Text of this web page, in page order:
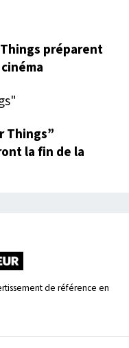
préparent
Things”
la fin de la
de référence en